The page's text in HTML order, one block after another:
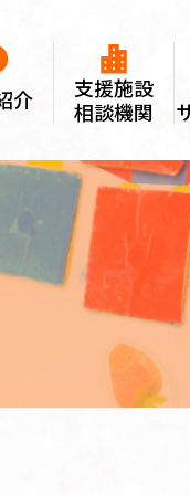
介
支援施設
相談機関